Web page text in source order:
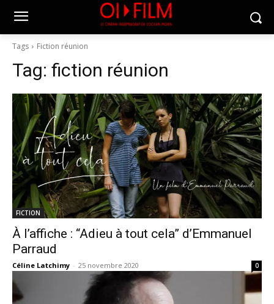
Tags Fiction réunion
Tag: fiction réunion
FICTION
À l’affiche : “Adieu à tout cela” d’Emmanuel
Parraud
Céline Latchimy - 25 novembre 2020 0